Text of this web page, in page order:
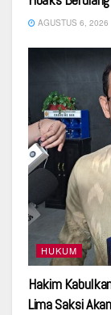
AGUSTUS 6, 2026
HUKUM
Hakim
Lima Saksi